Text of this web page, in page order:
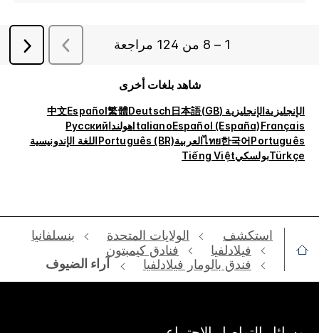
شاهد بلغات أخرى
الإنجليزيةالإنجليزية (GB) 日本語
Deutsch
繁體
Español
中文
Français
Español (España)
ItalianoهولنداРусский
Português
한국어
ไทยالعربيةPortuguês (BR)اللغة الإندونيسية
TürkçeبولسكيTiếng Việt
استكشف الولايات المتحدة
بنسلفانيا
فيلادلفيا
فنادق كيمبتون
فندق بالومار فيلادلفيا
آراء الضيوف